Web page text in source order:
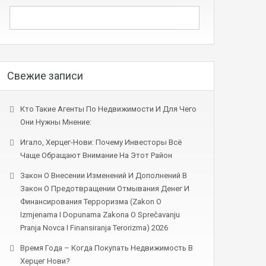
Свежие записи
Кто Такие Агенты По Недвижимости И Для Чего
Они Нужны Мнение:
Игало, Херцег-Нови: Почему Инвесторы Всё
Чаще Обращают Внимание На Этот Район
Закон О Внесении Изменений И Дополнений В
Закон О Предотвращении Отмывания Денег И
Финансирования Терроризма (Zakon O
Izmjenama I Dopunama Zakona O Sprečavanju
Pranja Novca I Finansiranja Terorizma) 2026
Время Года – Когда Покупать Недвижимость В
Херцег Нови?